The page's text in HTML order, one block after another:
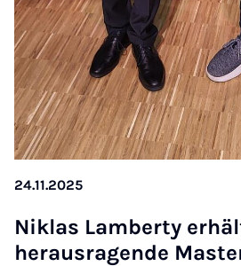
24.11.2025
Ni­klas Lam­ber­ty
her­aus­ra­gen­de